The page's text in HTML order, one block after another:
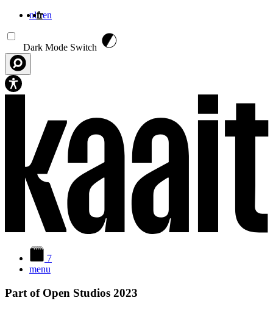
nlfren
Dark Mode Switch
7
menu
Part of Open Studios 2023